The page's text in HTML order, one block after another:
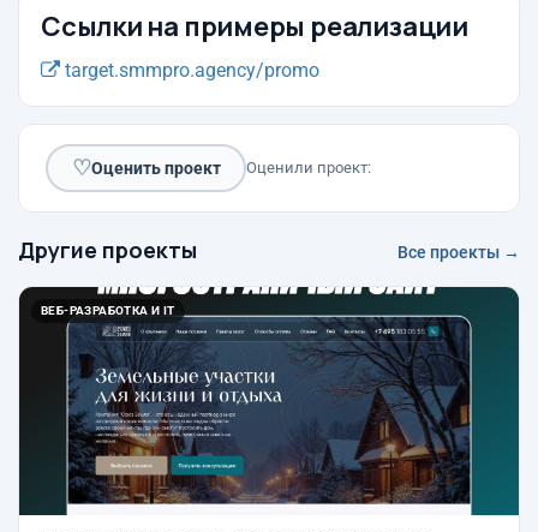
Ссылки на примеры реализации
target.smmpro.agency/promo
♡Оценить проект Оценили проект:
Другие проекты Все проекты →
ВЕБ-РАЗРАБОТКА И IT